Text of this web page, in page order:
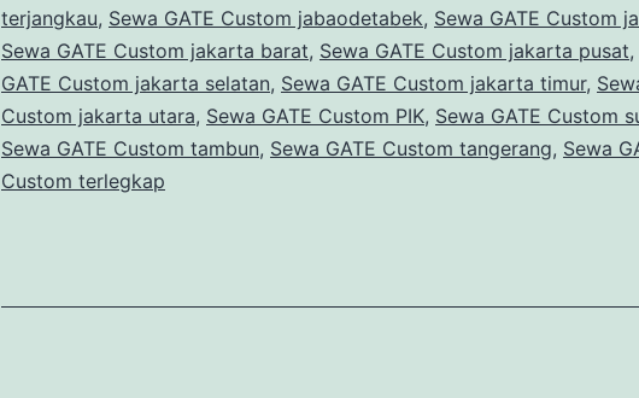
terjangkau, Sewa GATE Custom jabaodetabek, Sewa GATE Custom
Sewa GATE Custom jakarta barat, Sewa GATE Custom jakarta pusat,
GATE Custom jakarta selatan, Sewa GATE Custom jakarta timur,
Custom jakarta utara, Sewa GATE Custom PIK, Sewa GATE Custom
Sewa GATE Custom tambun, Sewa GATE Custom tangerang, Sewa
Custom terlegkap